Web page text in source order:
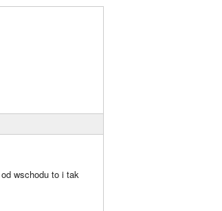
wschodu to i tak